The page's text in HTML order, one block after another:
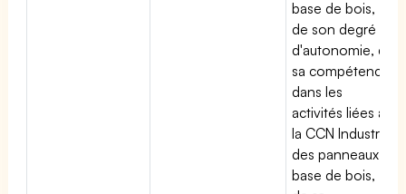
base de bois,
de son degré
d'autonomie, de
sa compétence
dans les
activités liées à
la CCN Industrie
des panneaux à
base de bois,